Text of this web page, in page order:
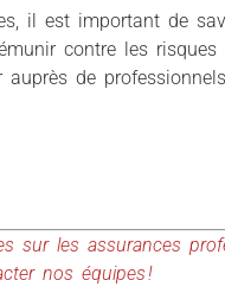
il est important de
contre les
de
sur les assurances
nos équipes !